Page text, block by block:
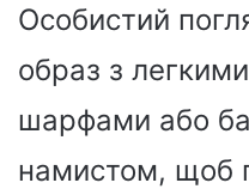
Особистий
образ з
шарфами або
намистом, щоб